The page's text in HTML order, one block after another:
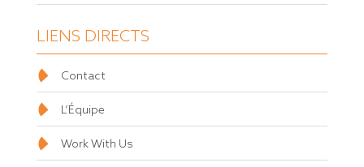
LIENS DIRECTS
Contact
L’Équipe
Work With Us